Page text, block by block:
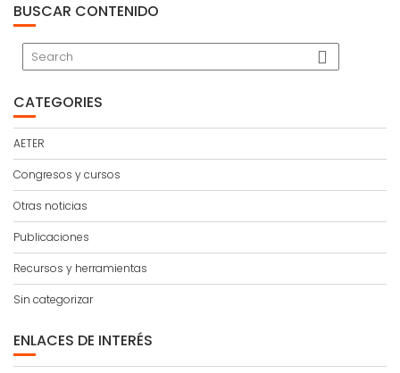
BUSCAR CONTENIDO
CATEGORIES
AETER
Congresos y cursos
Otras noticias
Publicaciones
Recursos y herramientas
Sin categorizar
ENLACES DE INTERÉS